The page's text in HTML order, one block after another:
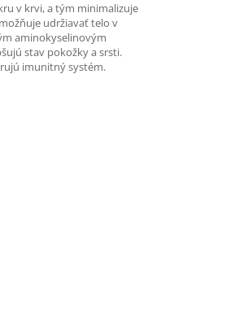
v krvi, a tým minimalizuje
udržiavať telo v
aminokyselinovým
stav pokožky a srsti.
imunitný systém.